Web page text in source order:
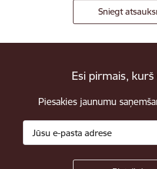
Sniegt
Esi pirmais, kurš
Piesakies jaunumu